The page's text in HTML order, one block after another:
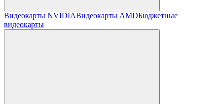
Видеокарты NVIDIAВидеокарты AMDБюджетные
видеокарты